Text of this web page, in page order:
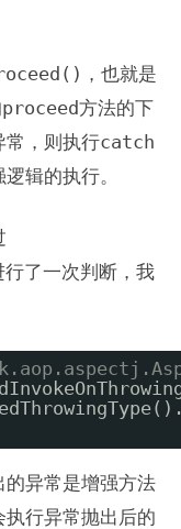
，也就是
proceed方法的下
常，则执行catch
辑的执行。
行了一次判断，我
异常是增强方法
行异常抛出后的